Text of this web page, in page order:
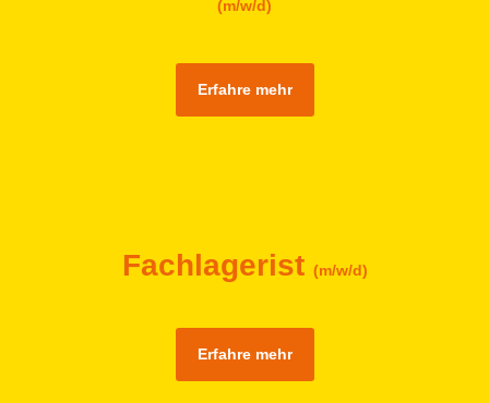
(m/w/d)
Erfahre mehr
Fachlagerist (m/w/d)
Erfahre mehr